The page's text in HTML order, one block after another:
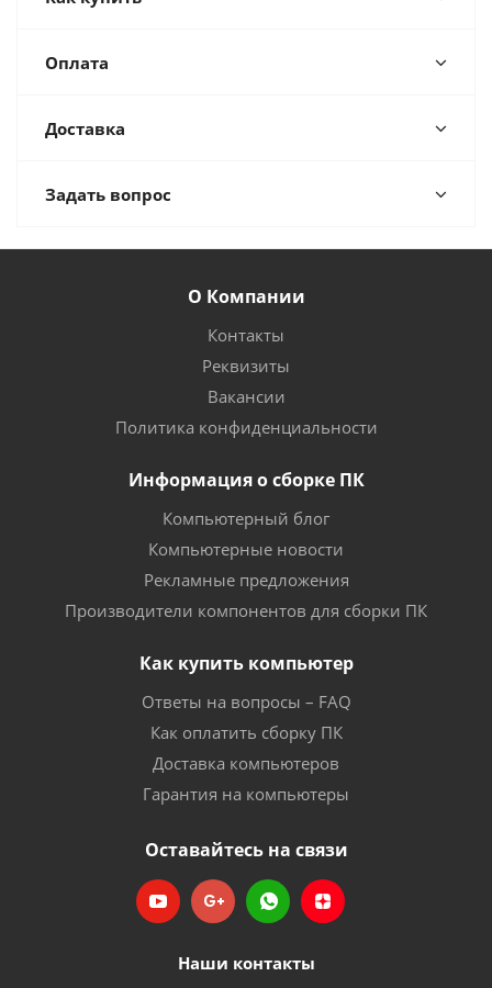
Оплата
Доставка
Задать вопрос
О Компании
Контакты
Реквизиты
Вакансии
Политика конфиденциальности
Информация о сборке ПК
Компьютерный блог
Компьютерные новости
Рекламные предложения
Производители компонентов для сборки ПК
Как купить компьютер
Ответы на вопросы – FAQ
Как оплатить сборку ПК
Доставка компьютеров
Гарантия на компьютеры
Оставайтесь на связи
Наши контакты